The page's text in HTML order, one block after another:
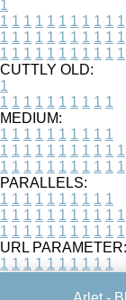
1
1 1 1 1 1 1 1 1 1 1 1
1 1 1 1 1 1 1 1 1 1 1
1 1 1 1 1 1 1 1 1 1 1
CUTTLY OLD:
1
1 1 1 1 1 1 1 1 1 1
MEDIUM:
1 1 1 1 1 1 1 1 1 1
1 1 1 1 1 1 1 1 1 1 1
1 1 1 1 1 1 1 1 1 1 1
PARALLELS:
1 1 1 1 1 1 1 1 1 1
1 1 1 1 1 1 1 1 1 1 1
1 1 1 1 1 1 1 1 1 1 1
URL PARAMETER:
1 1 1 1 1 1 1 1 1 1